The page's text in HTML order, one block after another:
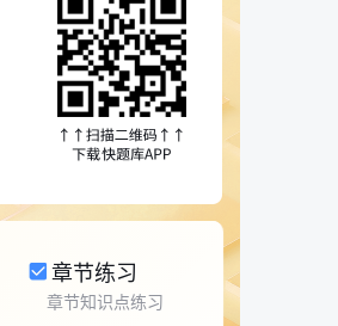
章节练习
章节知识点练习